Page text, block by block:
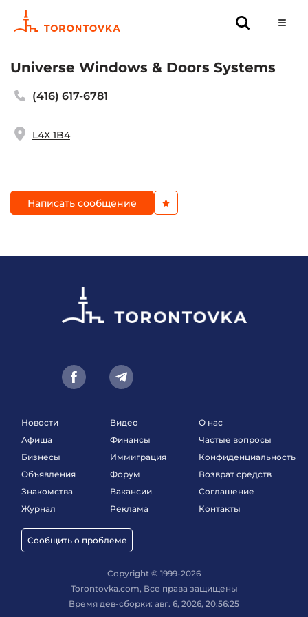
Universe Windows & Doors Systems
(416) 617-6781
L4X 1B4
Написать сообщение
Новости
Афиша
Бизнесы
Объявления
Знакомства
Журнал
Сообщить о проблеме
Видео
Финансы
Иммиграция
Форум
Вакансии
Реклама
О нас
Частые вопросы
Конфиденциальность
Возврат средств
Соглашение
Контакты
Copyright © 1999-2026
Torontovka.com, Все права защищены
Время дев-сборки: авг. 6, 2026, 20:56:25